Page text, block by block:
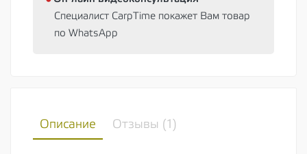
Специалист CarpTime покажет Вам товар
по WhatsApp
Описание Отзывы (1)